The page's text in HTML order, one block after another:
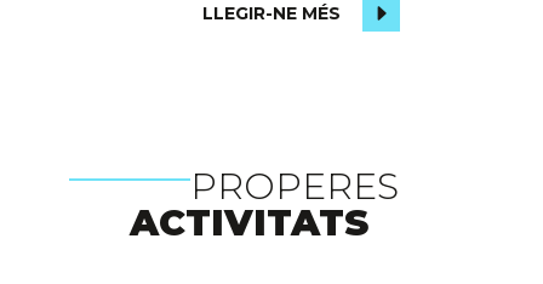
LLEGIR-NE MÉS
PROPERES
ACTIVITATS